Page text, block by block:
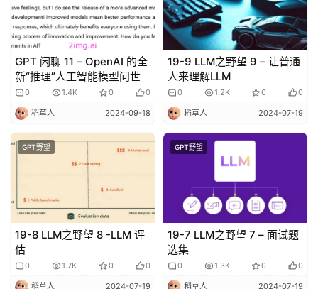
量
化
绘
梦
逆
熵
绘
梦
字
形
GPT 闲聊 11 – OpenAI 的全
新“推理”人工智能模型问世
0 1.4K 0 0
稻草人 2024-09-18
19-9 LLM之野望 9 – 让普通
人来理解LLM
0 1.2K 0 0
稻草人 2024-07-19
GPT野望
19-8 LLM之野望 8 -LLM 评
估
0 1.7K 0 0
稻草人 2024-07-19
GPT野望
19-7 LLM之野望 7 – 面试题
选集
0 1.3K 0 0
稻草人 2024-07-19